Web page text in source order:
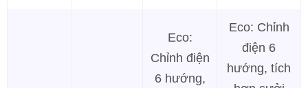
Eco:
Chỉnh điện
6 hướng,
Eco: Chỉnh
điện 6
hướng, tích